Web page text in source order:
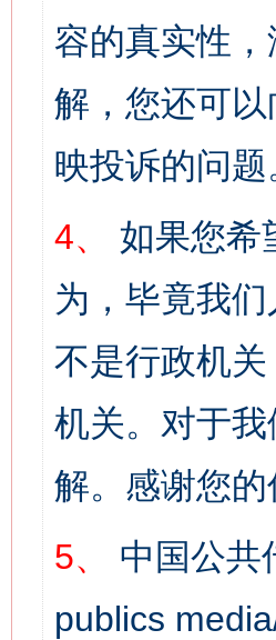
容的真实性
解，您还可
映投诉的问题
4、
如果您希
为，毕竟我
不是行政机
机关。对于
解。感谢您的
5、
中国公共
publics